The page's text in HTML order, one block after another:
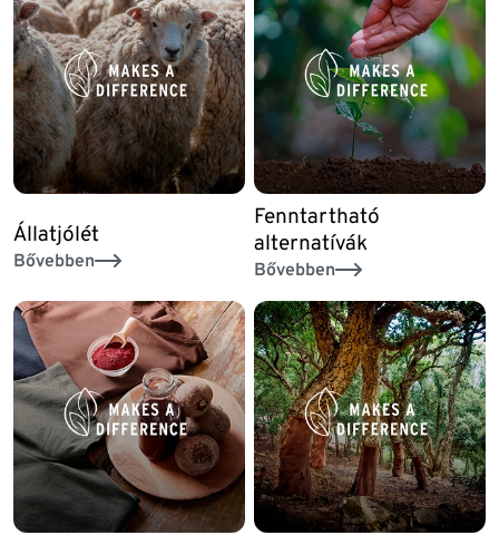
Állatjólét
Bővebben
Fenntartható
alternatívák
Bővebben